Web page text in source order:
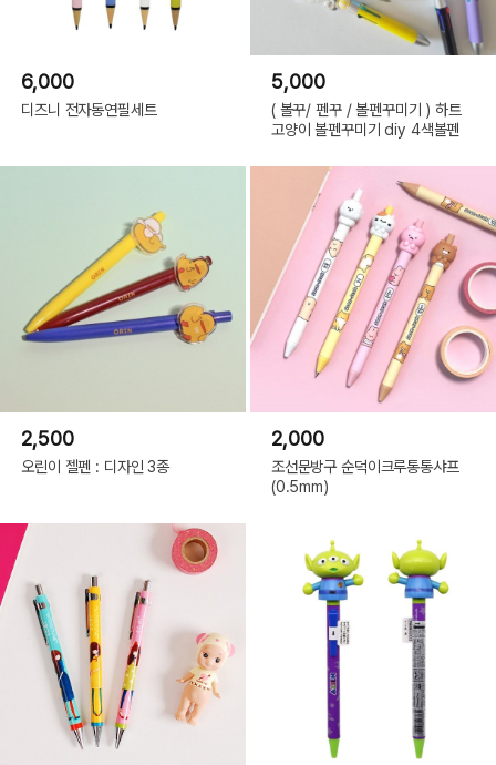
6,000
디즈니 전자동연필세트
5,000
( 볼꾸/ 펜꾸 / 볼펜꾸미기 ) 하트
고양이 볼펜꾸미기 diy 4색볼펜
2,500
오린이 젤펜 : 디자인 3종
2,000
조선문방구 순덕이크루통통샤프
(0.5mm)